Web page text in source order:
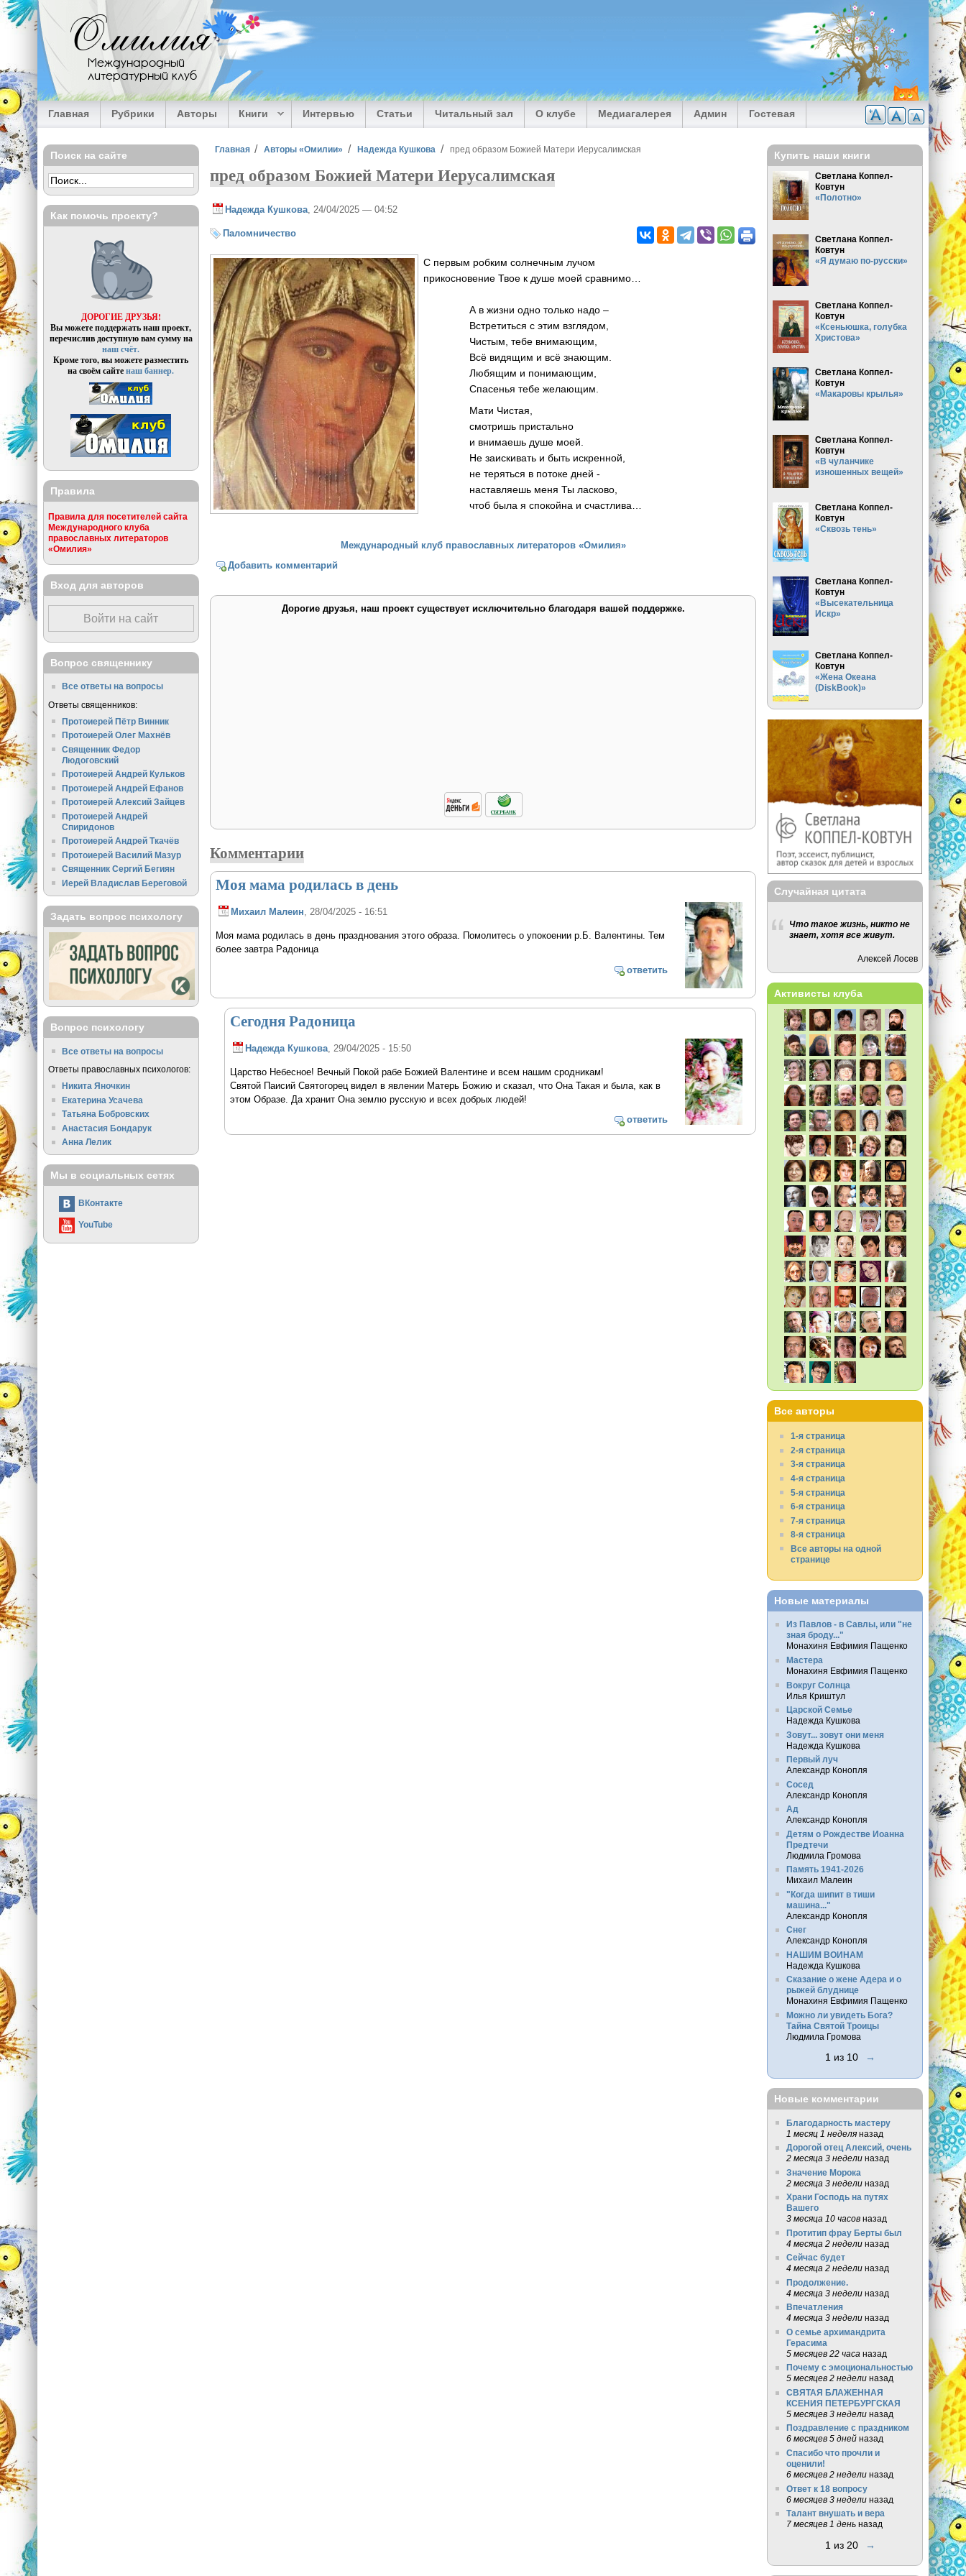
Перейти к основному содержанию
Омилия
Международный
литературный клуб
Главная Рубрики Авторы Книги Интервью Статьи Читальный зал О клубе Медиагалерея Админ Гостевая
Вы здесь
Главная Авторы «Омилии» Надежда Кушкова пред образом Божией Матери Иерусалимская
пред образом Божией Матери Иерусалимская
Надежда Кушкова , 24/04/2025 — 04:52
Паломничество
С первым робким солнечным лучом
прикосновение Твое к душе моей сравнимо…
А в жизни одно только надо –
Встретиться с этим взглядом,
Чистым, тебе внимающим,
Всё видящим и всё знающим.
Любящим и понимающим,
Спасенья тебе желающим.
Мати Чистая,
смотришь пристально
и внимаешь душе моей.
Не заискивать и быть искренной,
не теряться в потоке дней -
наставляешь меня Ты ласково,
чтоб была я спокойна и счастлива…
Международный клуб православных литераторов «Омилия»
Добавить комментарий
Дорогие друзья, наш проект существует исключительно благодаря вашей поддержке.
Комментарии
Моя мама родилась в день
Михаил Малеин, 28/04/2025 - 16:51
Моя мама родилась в день празднования этого образа. Помолитесь о упокоении р.Б. Валентины. Тем
более завтра Радоница
ответить
Сегодня Радоница
Надежда Кушкова, 29/04/2025 - 15:50
Царство Небесное! Вечный Покой рабе Божией Валентине и всем нашим сродникам!
Святой Паисий Святогорец видел в явлении Матерь Божию и сказал, что Она Такая и была, как в
этом Образе. Да хранит Она землю русскую и всех добрых людей!
ответить
Поиск на сайте
Как помочь проекту?
ДОРОГИЕ ДРУЗЬЯ!
Вы можете поддержать наш проект,
перечислив доступную вам сумму на
наш счёт.
Кроме того, вы можете разместить
на своём сайтенаш баннер.
Правила
Правила для посетителей сайта
Международного клуба
православных литераторов
«Омилия»
Вход для авторов
Войти на сайт
Вопрос священнику
Все ответы на вопросы
Ответы священников:
Протоиерей Пётр Винник
Протоиерей Олег Махнёв
Священник Федор
Людоговский
Протоиерей Андрей Кульков
Протоиерей Андрей Ефанов
Протоиерей Алексий Зайцев
Протоиерей Андрей
Спиридонов
Протоиерей Андрей Ткачёв
Протоиерей Василий Мазур
Священник Сергий Бегиян
Иерей Владислав Береговой
Задать вопрос психологу
Вопрос психологу
Все ответы на вопросы
Ответы православных психологов:
Никита Яночкин
Екатерина Усачева
Татьяна Бобровских
Анастасия Бондарук
Анна Лелик
Мы в социальных сетях
ВКонтакте
YouTube
Купить наши книги
Светлана Коппел-
Ковтун
«Полотно»
Светлана Коппел-
Ковтун
«Я думаю по-русски»
Светлана Коппел-
Ковтун
«Ксеньюшка, голубка
Христова»
Светлана Коппел-
Ковтун
«Макаровы крылья»
Светлана Коппел-
Ковтун
«В чуланчике
изношенных вещей»
Светлана Коппел-
Ковтун
«Сквозь тень»
Светлана Коппел-
Ковтун
«Высекательница
Искр»
Светлана Коппел-
Ковтун
«Жена Океана
(DiskBook)»
Случайная цитата
Что такое жизнь, никто не
знает, хотя все живут.
Алексей Лосев
Активисты клуба
Все авторы
1-я страница
2-я страница
3-я страница
4-я страница
5-я страница
6-я страница
7-я страница
8-я страница
Все авторы на одной
странице
Новые материалы
Из Павлов - в Савлы, или "не
зная броду..."
Монахиня Евфимия Пащенко
Мастера
Монахиня Евфимия Пащенко
Вокруг Солнца
Илья Криштул
Царской Семье
Надежда Кушкова
Зовут... зовут они меня
Надежда Кушкова
Первый луч
Александр Конопля
Сосед
Александр Конопля
Ад
Александр Конопля
Детям о Рождестве Иоанна
Предтечи
Людмила Громова
Память 1941-2026
Михаил Малеин
"Когда шипит в тиши
машина..."
Александр Конопля
Снег
Александр Конопля
НАШИМ ВОИНАМ
Надежда Кушкова
Сказание о жене Адера и о
рыжей блуднице
Монахиня Евфимия Пащенко
Можно ли увидеть Бога?
Тайна Святой Троицы
Людмила Громова
1 из 10 →
Новые комментарии
Благодарность мастеру
1 месяц 1 неделяназад
Дорогой отец Алексий, очень
2 месяца 3 неделиназад
Значение Морока
2 месяца 3 неделиназад
Храни Господь на путях
Вашего
3 месяца 10 часовназад
Протитип фрау Берты был
4 месяца 2 неделиназад
Сейчас будет
4 месяца 2 неделиназад
Продолжение.
4 месяца 3 неделиназад
Впечатления
4 месяца 3 неделиназад
О семье архимандрита
Герасима
5 месяцев 22 часа назад
Почему с эмоциональностью
5 месяцев 2 неделиназад
СВЯТАЯ БЛАЖЕННАЯ
КСЕНИЯ ПЕТЕРБУРГСКАЯ
5 месяцев 3 неделиназад
Поздравление с праздником
6 месяцев 5 днейназад
Спасибо что прочли и
оценили!
6 месяцев 2 неделиназад
Ответ к 18 вопросу
6 месяцев 3 неделиназад
Талант внушать и вера
7 месяцев 1 деньназад
1 из 20 →